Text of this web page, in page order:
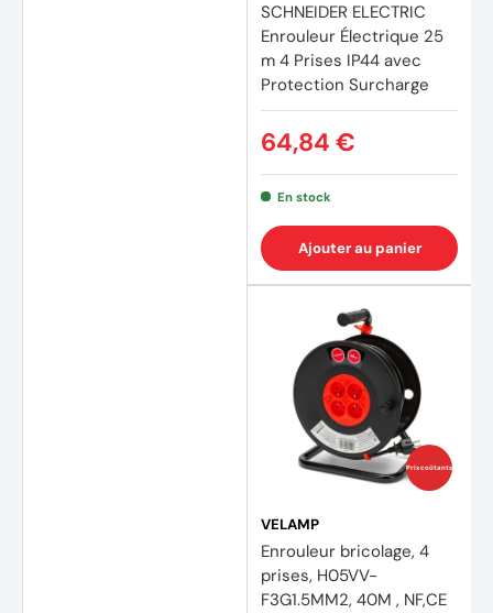
SCHNEIDER ELECTRIC
Enrouleur Électrique 25
m 4 Prises IP44 avec
Protection Surcharge
64,84 €
En stock
Ajouter au panier
Prix coûtants
VELAMP
Enrouleur bricolage, 4
prises, H05VV-
F3G1.5MM2, 40M , NF,CE